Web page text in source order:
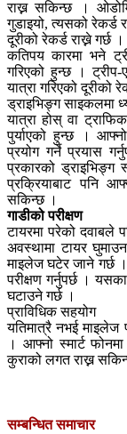
राख्न सकिन्छ ।
गुडाइयो, त्यसको रेकर्ड
दूरीको रेकर्ड राख्ने गर्छ ।
कतिपय कारमा भने
गरिएको हुन्छ ।
यात्रा गरिएको दूरीको
ड्राइभिङ्ग साइकलमा
यात्रा होस् वा
पुर्याएको हुन्छ ।
प्रयोग गर्ने प्रयास
प्रकारको ड्राइभिङ्ग
प्रक्रियाबाट पनि
सकिन्छ ।
गाडीको परीक्षण
टायरमा परेको दवाबले
अवस्थामा टायर
माइलेज घटेर जाने गर्छ
परीक्षण गर्नुपर्छ ।
घटाउने गर्छ ।
प्राविधिक सहयोग
यतिमात्रै नभई माइलेज
। आफ्नो स्मार्ट
कुराको लगत राख्न
सम्बन्धित समाचार